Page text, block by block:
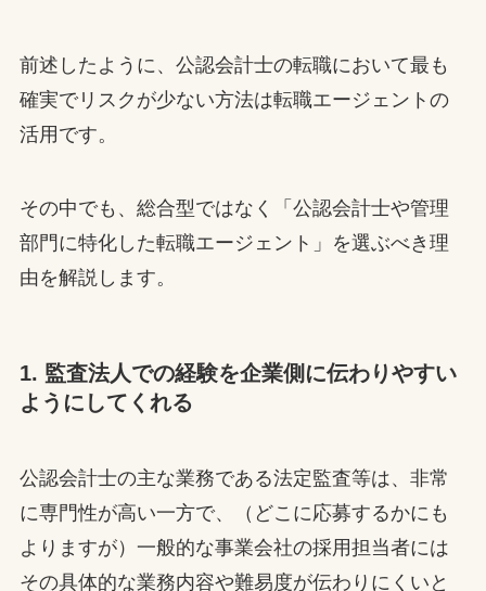
前述したように、公認会計士の転職において最も
確実でリスクが少ない方法は転職エージェントの
活用です。
その中でも、総合型ではなく「公認会計士や管理
部門に特化した転職エージェント」を選ぶべき理
由を解説します。
1. 監査法人での経験を企業側に伝わりやすい
ようにしてくれる
公認会計士の主な業務である法定監査等は、非常
に専門性が高い一方で、（どこに応募するかにも
よりますが）一般的な事業会社の採用担当者には
その具体的な業務内容や難易度が伝わりにくいと